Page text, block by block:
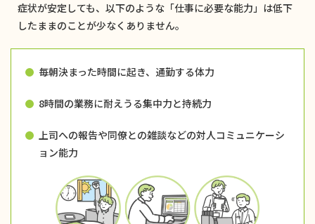
症状が安定しても、以下のような「仕事に必要な能力」は低下
したままのことが少なくありません。
毎朝決まった時間に起き、通勤する体力
8時間の業務に耐えうる集中力と持続力
上司への報告や同僚との雑談などの対人コミュニケーシ
ョン能力